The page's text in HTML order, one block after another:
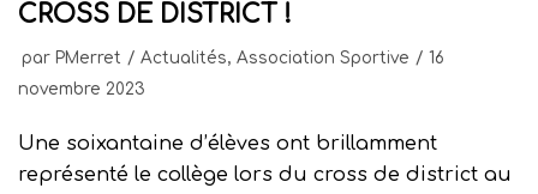
CROSS DE DISTRICT !
par PMerret Actualités, Association Sportive
16
novembre 2023
Une soixantaine d’élèves ont brillamment
représenté le collège lors du cross de district au